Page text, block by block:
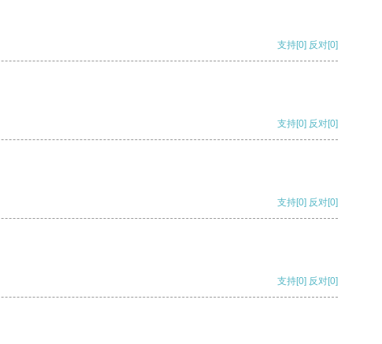
支持[0] 反对[0]
支持[0] 反对[0]
支持[0] 反对[0]
支持[0] 反对[0]